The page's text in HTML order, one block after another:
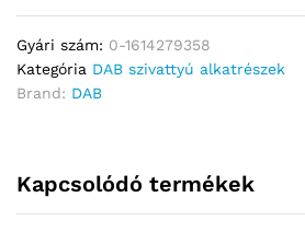
Gyári szám: 0-1614279358
Kategória DAB szivattyú alkatrészek
Brand: DAB
Kapcsolódó termékek